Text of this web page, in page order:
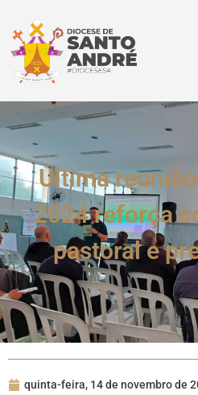
Última
2024 reforça
pastoral e
quinta-feira, 14 de novembro de